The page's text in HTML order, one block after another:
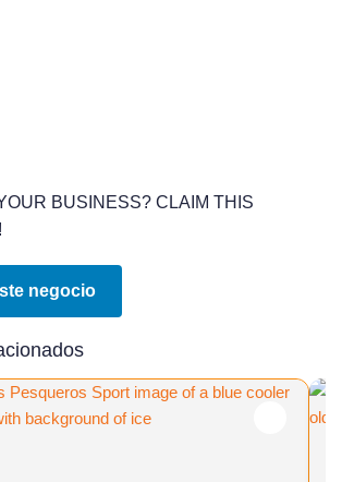
BUSINESS? CLAIM THIS
negocio